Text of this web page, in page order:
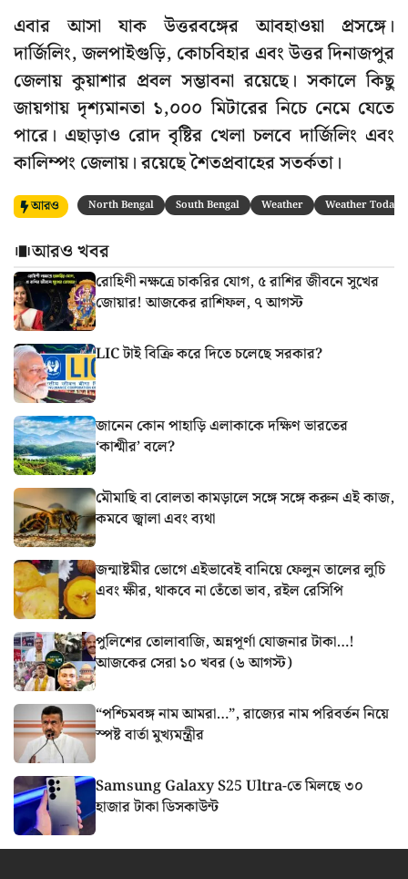
এবার আসা যাক উত্তরবঙ্গের আবহাওয়া প্রসঙ্গে।
দার্জিলিং, জলপাইগুড়ি, কোচবিহার এবং উত্তর দিনাজপুর
জেলায় কুয়াশার প্রবল সম্ভাবনা রয়েছে। সকালে কিছু
জায়গায় দৃশ্যমানতা ১,০০০ মিটারের নিচে নেমে যেতে
পারে। এছাড়াও রোদ বৃষ্টির খেলা চলবে দার্জিলিং এবং
কালিম্পং জেলায়। রয়েছে শৈতপ্রবাহের সতর্কতা।
আরও North Bengal South Bengal Weather Weather Today
আরও খবর
রোহিণী নক্ষত্রে চাকরির যোগ, ৫ রাশির জীবনে সুখের
জোয়ার! আজকের রাশিফল, ৭ আগস্ট
LIC টাই বিক্রি করে দিতে চলেছে সরকার?
জানেন কোন পাহাড়ি এলাকাকে দক্ষিণ ভারতের
‘কাশ্মীর’ বলে?
মৌমাছি বা বোলতা কামড়ালে সঙ্গে সঙ্গে করুন এই কাজ,
কমবে জ্বালা এবং ব্যথা
জন্মাষ্টমীর ভোগে এইভাবেই বানিয়ে ফেলুন তালের লুচি
এবং ক্ষীর, থাকবে না তেঁতো ভাব, রইল রেসিপি
পুলিশের তোলাবাজি, অন্নপূর্ণা যোজনার টাকা…!
আজকের সেরা ১০ খবর (৬ আগস্ট)
“পশ্চিমবঙ্গ নাম আমরা…”, রাজ্যের নাম পরিবর্তন নিয়ে
স্পষ্ট বার্তা মুখ্যমন্ত্রীর
Samsung Galaxy S25 Ultra-তে মিলছে ৩০
হাজার টাকা ডিসকাউন্ট